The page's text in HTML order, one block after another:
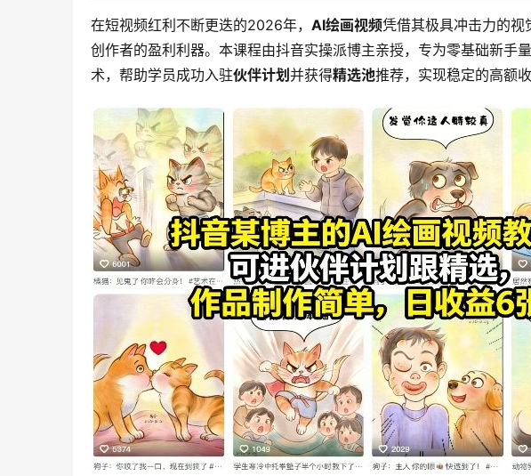
在短视频红利不断更迭的2026年， AI绘画视频凭借其极具冲击力的视
创作者的盈利利器。本课程由抖音实操派博主亲授，专为零基础新手
术，帮助学员成功入驻伙伴计划 并获得精选池推荐，实现稳定的高额收